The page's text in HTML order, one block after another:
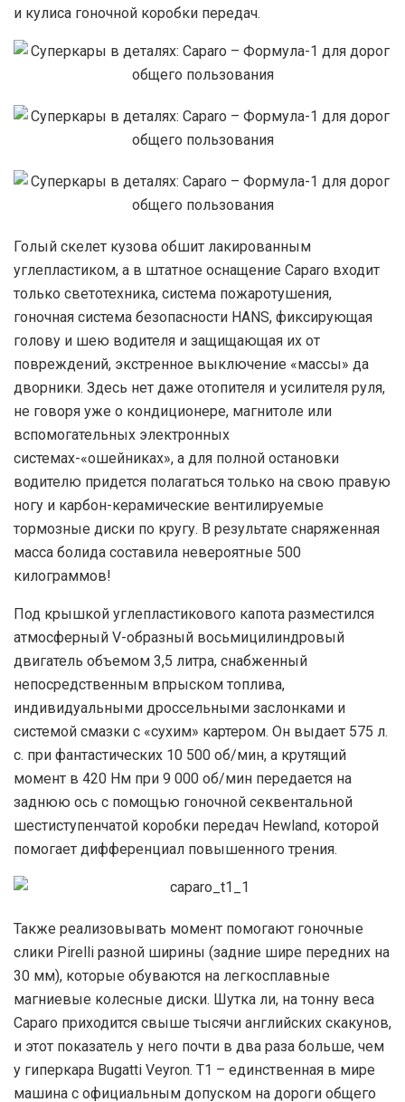
и кулиса гоночной коробки передач.
Голый скелет кузова обшит лакированным
углепластиком, а в штатное оснащение Caparo входит
только светотехника, система пожаротушения,
гоночная система безопасности HANS, фиксирующая
голову и шею водителя и защищающая их от
повреждений, экстренное выключение «массы» да
дворники. Здесь нет даже отопителя и усилителя руля,
не говоря уже о кондиционере, магнитоле или
вспомогательных электронных
системах-«ошейниках», а для полной остановки
водителю придется полагаться только на свою правую
ногу и карбон-керамические вентилируемые
тормозные диски по кругу. В результате снаряженная
масса болида составила невероятные 500
килограммов!
Под крышкой углепластикового капота разместился
атмосферный V-образный восьмицилиндровый
двигатель объемом 3,5 литра, снабженный
непосредственным впрыском топлива,
индивидуальными дроссельными заслонками и
системой смазки с «сухим» картером. Он выдает 575 л.
с. при фантастических 10 500 об/мин, а крутящий
момент в 420 Нм при 9 000 об/мин передается на
заднюю ось с помощью гоночной секвентальной
шестиступенчатой коробки передач Hewland, которой
помогает дифференциал повышенного трения.
Также реализовывать момент помогают гоночные
слики Pirelli разной ширины (задние шире передних на
30 мм), которые обуваются на легкосплавные
магниевые колесные диски. Шутка ли, на тонну веса
Caparo приходится свыше тысячи английских скакунов,
и этот показатель у него почти в два раза больше, чем
у гиперкара Bugatti Veyron. T1 – единственная в мире
машина с официальным допуском на дороги общего